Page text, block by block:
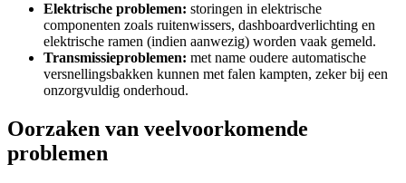
Elektrische problemen: storingen in elektrische
componenten zoals ruitenwissers, dashboardverlichting en
elektrische ramen (indien aanwezig) worden vaak gemeld.
Transmissieproblemen: met name oudere automatische
versnellingsbakken kunnen met falen kampten, zeker bij een
onzorgvuldig onderhoud.
Oorzaken van veelvoorkomende
problemen